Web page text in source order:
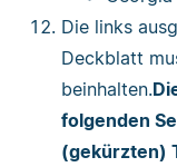
Die links
Deckblatt
beinhalten.
folgenden
(gekürzten)